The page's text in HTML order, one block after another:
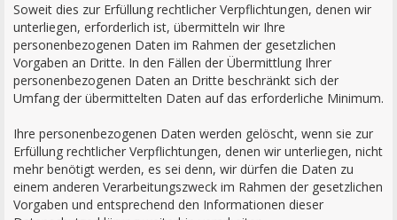
Soweit dies zur Erfüllung rechtlicher Verpflichtungen, denen wir
unterliegen, erforderlich ist, übermitteln wir Ihre
personenbezogenen Daten im Rahmen der gesetzlichen
Vorgaben an Dritte. In den Fällen der Übermittlung Ihrer
personenbezogenen Daten an Dritte beschränkt sich der
Umfang der übermittelten Daten auf das erforderliche Minimum.
Ihre personenbezogenen Daten werden gelöscht, wenn sie zur
Erfüllung rechtlicher Verpflichtungen, denen wir unterliegen, nicht
mehr benötigt werden, es sei denn, wir dürfen die Daten zu
einem anderen Verarbeitungszweck im Rahmen der gesetzlichen
Vorgaben und entsprechend den Informationen dieser